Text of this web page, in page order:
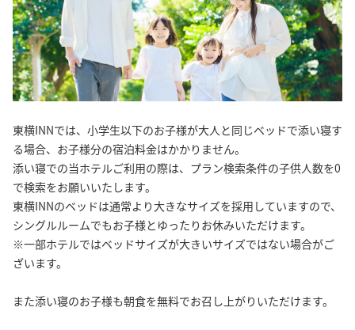
東横INNでは、小学生以下のお子様が大人と同じベッドで添い寝す
る場合、お子様分の宿泊料金はかかりません。
添い寝での当ホテルご利用の際は、プラン検索条件の子供人数を0
で検索をお願いいたします。
東横INNのベッドは通常より大きなサイズを採用していますので、
シングルルームでもお子様とゆったりお休みいただけます。
※一部ホテルではベッドサイズが大きいサイズではない場合がご
ざいます。
また添い寝のお子様も朝食を無料でお召し上がりいただけます。